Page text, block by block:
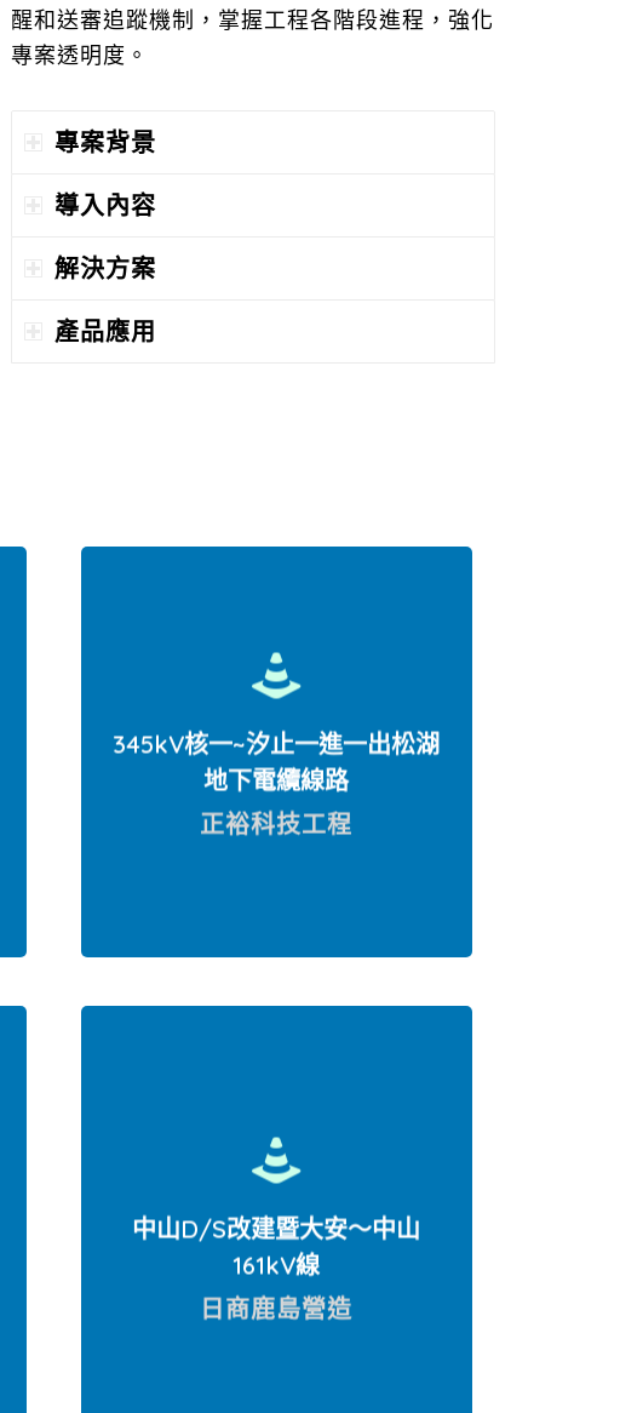
醒和送審追蹤機制，掌握工程各階段進程，強化
專案透明度。
專案背景
導入內容
解決方案
產品應用
345kV核一~汐止一進一出松湖
地下電纜線路
正裕科技工程
中山D/S改建暨大安〜中山
161kV線
日商鹿島營造